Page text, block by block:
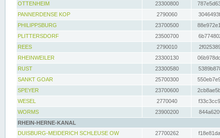
OTTENHEIM
23300800
PANNERDENSE KOP
2790060
PHILIPPSBURG
23700500
PLITTERSDORF
23500700
REES
2790010
RHEINWEILER
23300130
RUST
23300580
SANKT GOAR
25700300
SPEYER
23700600
WESEL
2770040
WORMS
23900200
RHEIN-HERNE-KANAL
DUISBURG-MEIDERICH SCHLEUSE OW
27700262